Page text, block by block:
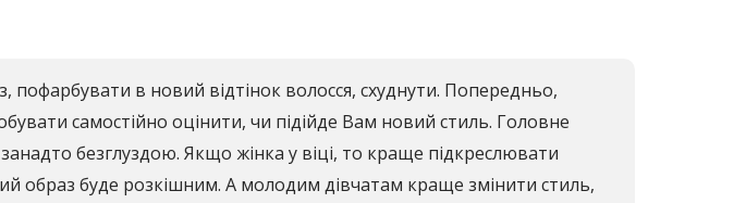
в новий відтінок волосся, схуднути. Попередньо,
самостійно оцінити, чи підійде Вам новий стиль. Головне
безглуздою. Якщо жінка у віці, то краще підкреслювати
образ буде розкішним. А молодим дівчатам краще змінити стиль,